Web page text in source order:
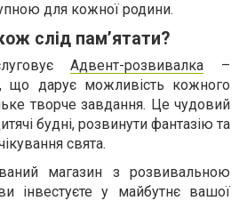
для кожної родини.
слід пам’ятати?
Адвент-розвивалка –
що дарує можливість кожного
творче завдання. Це чудовий
будні, розвинути фантазію та
свята.
магазин з розвивальною
інвестуєте у майбутнє вашої